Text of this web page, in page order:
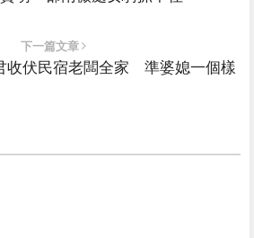
下一篇文章
收伏民宿老闆全家 準婆媳一個樣